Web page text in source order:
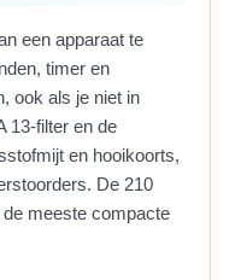
een apparaat te
timer en
ook als je niet in
13-filter en de
en hooikoorts,
De 210
de meeste compacte